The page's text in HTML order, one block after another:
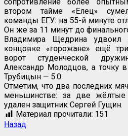
втором тайме «Елец»
команды ЕГУ: на 55-й минуте
Он же за 11 минут до
Владимира Щедрина удвоил
концовке «горожане» ещё
ворот студенческой
Александр Молодцов, а точку
Трубицын — 5:0.
Отметим, что два последних
меньшинстве: за две
удален защитник Сергей Гущин.
Материал прочитали: 151
Навигация
Назад